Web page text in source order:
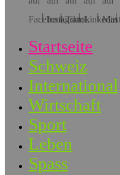
Startseite
Schweiz
International
Wirtschaft
Sport
Leben
Spass